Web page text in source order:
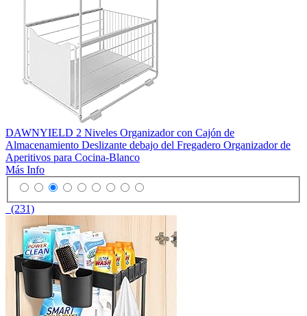
DAWNYIELD 2 Niveles Organizador con Cajón de
Almacenamiento Deslizante debajo del Fregadero Organizador de
Aperitivos para Cocina-Blanco
Más Info
(231)